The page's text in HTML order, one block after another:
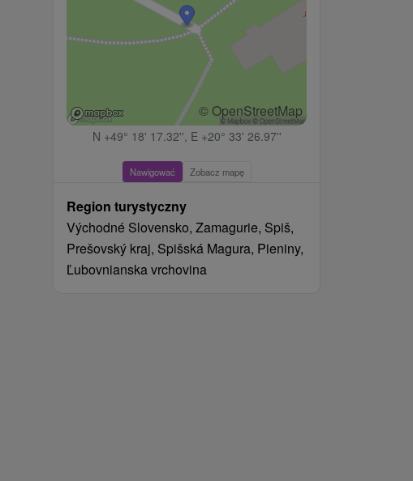
© OpenStreetMap
N +49° 18' 17.32'', E +20° 33' 26.97''
Nawigować Zobacz mapę
Region turystyczny
Východné Slovensko, Zamagurie, Spiš,
Prešovský kraj, Spišská Magura, Pieniny,
Ľubovnianska vrchovina